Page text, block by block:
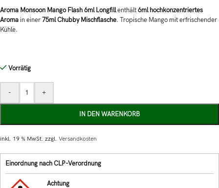
Aroma Monsoon Mango Flash 6ml Longfillenthält6ml hochkonzentriertes
Aroma in einer75ml Chubby Mischflasche. Tropische Mango mit erfrischender
Kühle.
Vorrätig
- +
IN DEN WARENKORB
inkl. 19 % MwSt. zzgl. Versandkosten
Einordnung nach CLP-Verordnung
Achtung